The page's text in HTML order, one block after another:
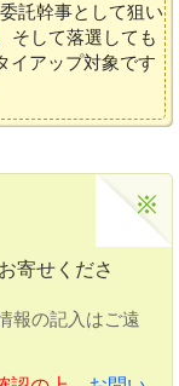
託幹事として狙い
そして落選しても
イアップ対象です
寄せくださ
報の記入はご遠